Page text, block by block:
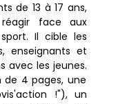
de 13 à 17 ans,
face aux
Il cible les
enseignants et
avec les jeunes.
4 pages, une
!"), un